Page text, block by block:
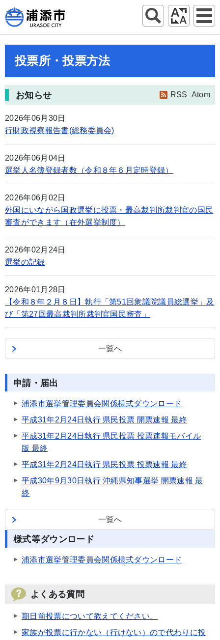
投票所・投票方法
お知らせ RSS Atom
2026年06月30日
行財政視察報告書(総務委員会)
2026年06月04日
選挙人名簿登録者数（令和８年６月定時登録）
2026年06月02日
外国にいながら国政選挙に投票・最高裁判所裁判官の国民
審査ができます（在外選挙制度）
2026年02月24日
選挙の記録
2026年01月28日
【令和８年２月８日】執行「第51回衆議院議員総選挙」及
び「第27回最高裁判所裁判官国民審査」
一覧へ
申請・届出
浦添市選挙管理委員会関係様式ダウンロード
平成31年2月24日執行 県民投票 開票速報 最終
平成31年2月24日執行 県民投票 投票速報モバイル
版 最終
平成31年2月24日執行 県民投票 投票速報 最終
平成30年9月30日執行 沖縄県知事選挙 開票速報 最
終
一覧へ
様式等ダウンロード
浦添市選挙管理委員会関係様式ダウンロード
よくある質問
期日前投票について教えてください。
家族が投票に行かない（行けない）ので代わりに投